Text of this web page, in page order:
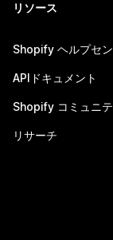
リソース
Shopify ヘルプセ
APIドキュメント
Shopify コミュニテ
リサーチ